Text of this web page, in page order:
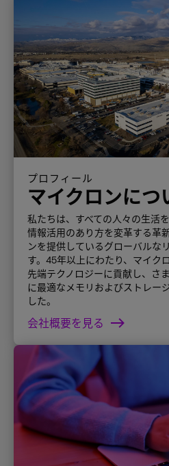
プロフィール
マイクロンにつ
私たちは、すべての人々の生活
情報活用のあり方を変革する革
ンを提供しているグローバルな
す。45年以上にわたり、マイク
先端テクノロジーに貢献し、さ
に最適なメモリおよびストレー
した。
会社概要を見る